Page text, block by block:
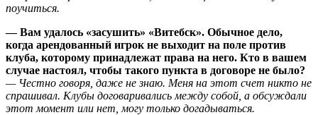
поучиться.
— Вам удалось «засушить» «Витебск». Обычное дело,
когда арендованный игрок не выходит на поле против
клуба, которому принадлежат права на него. Кто в вашем
случае настоял, чтобы такого пункта в договоре не было?
— Честно говоря, даже не знаю. Меня на этот счет никто не
спрашивал. Клубы договаривались между собой, а обсуждали
этот момент или нет, могу только догадываться.